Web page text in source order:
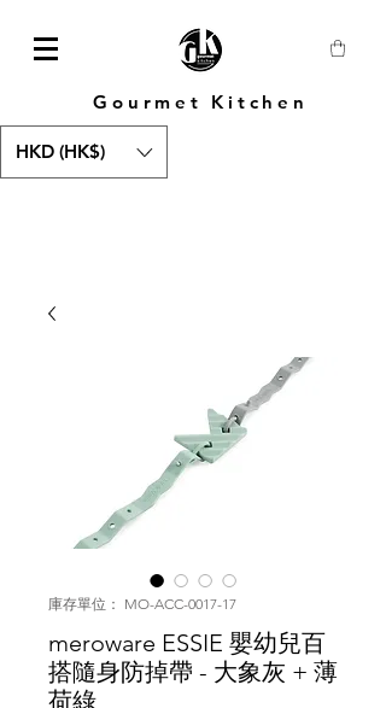
Gourmet Kitchen
HKD (HK$)
庫存單位： MO-ACC-0017-17
meroware ESSIE 嬰幼兒百
搭隨身防掉帶 - 大象灰 + 薄
荷綠